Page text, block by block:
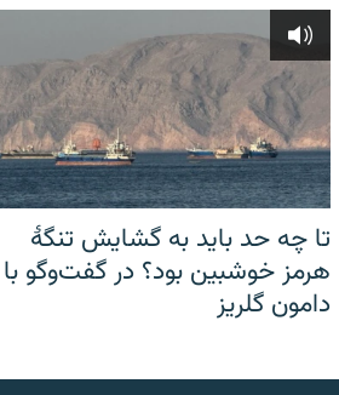
تا چه حد باید به گشایش تنگهٔ
هرمز خوشبین بود؟ در گفت‌وگو با
دامون گلریز